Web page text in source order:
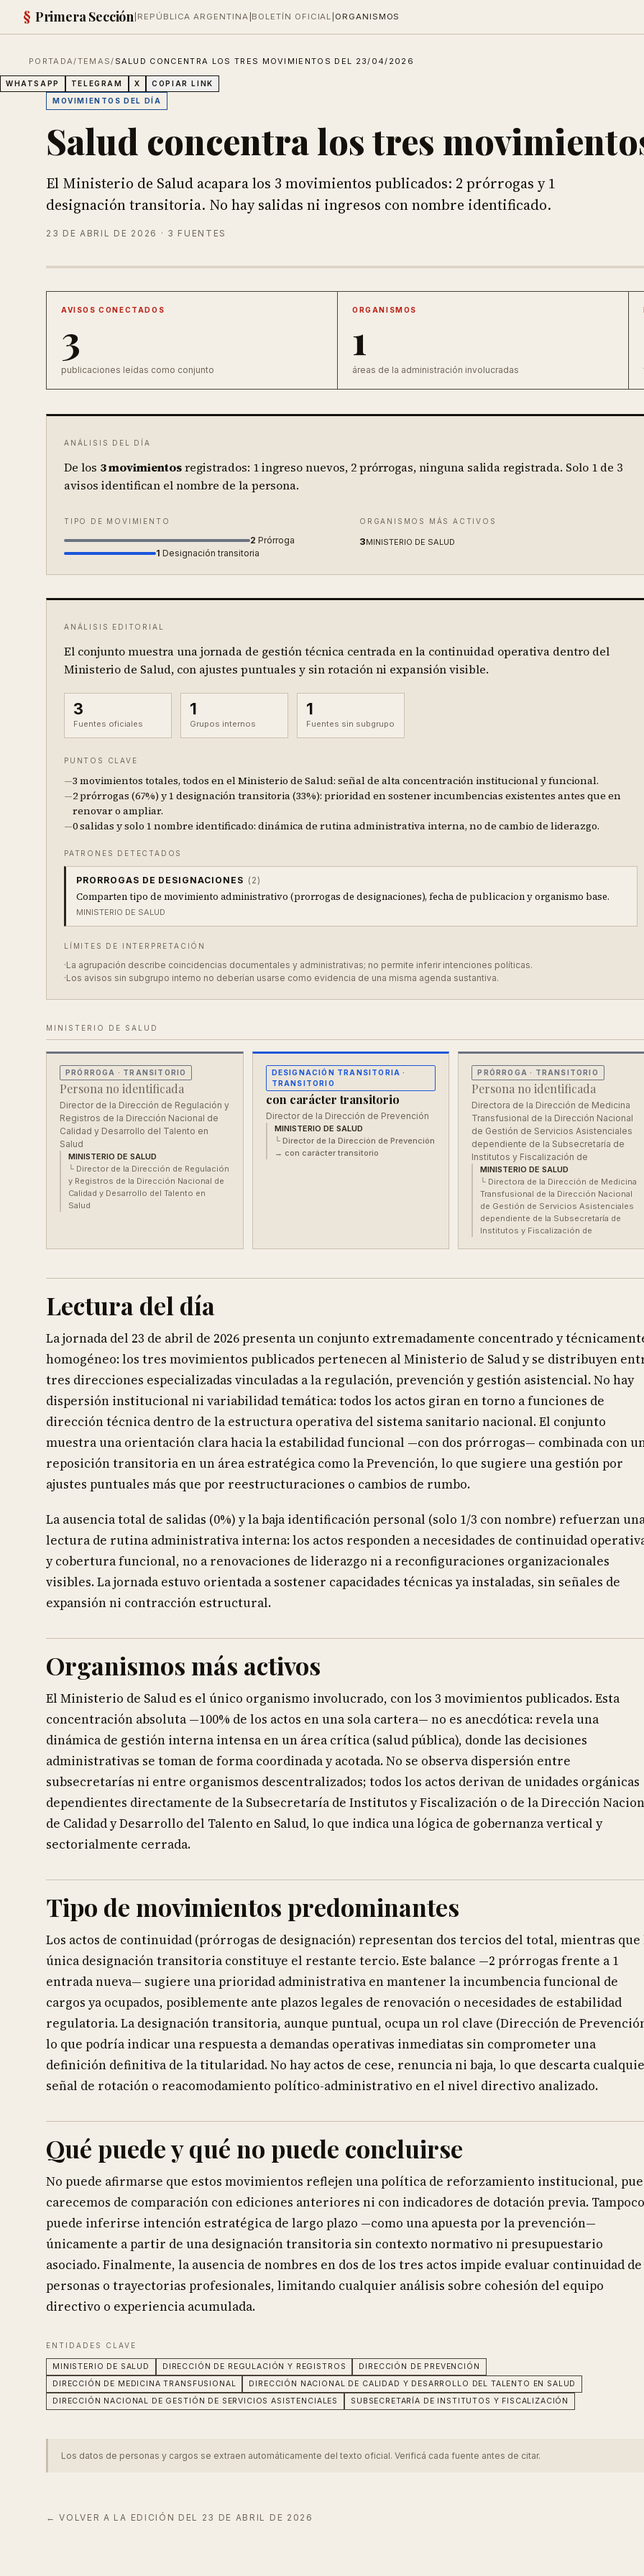
§ Primera Sección REPÚBLICA ARGENTINA BOLETÍN OFICIAL ORGANISMOS
PORTADA/TEMAS/ SALUD CONCENTRA LOS TRES MOVIMIENTOS DEL 23/04/2026
WHATSAPP TELEGRAM X
COPIAR LINK
MOVIMIENTOS DEL DÍA
Salud concentra los tres
El Ministerio de Salud acapara los 3 movimientos publicados: 2 prórrogas y 1
designación transitoria. No hay salidas ni ingresos con nombre identificado.
23 DE ABRIL DE 2026 · 3 FUENTES
AVISOS CONECTADOS
3
publicaciones leídas como conjunto
ORGANISMOS
1
áreas de la administración involucradas
ANÁLISIS DEL DÍA
De los 3movimientosregistrados: 1 ingreso nuevos, 2 prórrogas, ninguna salida registrada. Solo 1 de 3
avisos identifican el nombre de la persona.
TIPO DE MOVIMIENTO
2 Prórroga
1 Designación transitoria
ORGANISMOS MÁS ACTIVOS
3MINISTERIO DE SALUD
ANÁLISIS EDITORIAL
El conjunto muestra una jornada de gestión técnica centrada en la continuidad operativa dentro del
Ministerio de Salud, con ajustes puntuales y sin rotación ni expansión visible.
3
Fuentes oficiales
1
Grupos internos
1
Fuentes sin subgrupo
PUNTOS CLAVE
—3 movimientos totales, todos en el Ministerio de Salud: señal de alta concentración institucional y funcional.
—2 prórrogas (67%) y 1 designación transitoria (33%): prioridad en sostener incumbencias existentes antes que en
renovar o ampliar.
—0 salidas y solo 1 nombre identificado: dinámica de rutina administrativa interna, no de cambio de liderazgo.
PATRONES DETECTADOS
PRORROGAS DE DESIGNACIONES ( 2)
Comparten tipo de movimiento administrativo (prorrogas de designaciones), fecha de publicacion y organismo base.
MINISTERIO DE SALUD
LÍMITES DE INTERPRETACIÓN
·La agrupación describe coincidencias documentales y administrativas; no permite inferir intenciones políticas.
·Los avisos sin subgrupo interno no deberían usarse como evidencia de una misma agenda sustantiva.
MINISTERIO DE SALUD
PRÓRROGA · TRANSITORIO
Persona no identificada
Director de la Dirección de Regulación y
Registros de la Dirección Nacional de
Calidad y Desarrollo del Talento en
Salud
MINISTERIO DE SALUD
└ Director de la Dirección de Regulación
y Registros de la Dirección Nacional de
Calidad y Desarrollo del Talento en
Salud
DESIGNACIÓN TRANSITORIA ·
TRANSITORIO
con carácter transitorio
Director de la Dirección de Prevención
MINISTERIO DE SALUD
└ Director de la Dirección de Prevención
→ con carácter transitorio
PRÓRROGA · TRANSITORIO
Persona no identificada
Directora de la Dirección de Medicina
Transfusional de la Dirección Nacional
de Gestión de Servicios Asistenciales
dependiente de la Subsecretaría de
Institutos y Fiscalización de
MINISTERIO DE SALUD
└ Directora de la Dirección de Medicina
Transfusional de la Dirección Nacional
de Gestión de Servicios Asistenciales
dependiente de la Subsecretaría de
Institutos y Fiscalización de
Lectura del día
La jornada del 23 de abril de 2026 presenta un conjunto extremadamente concentrado y
homogéneo: los tres movimientos publicados pertenecen al Ministerio de Salud y se distribuyen
tres direcciones especializadas vinculadas a la regulación, prevención y gestión asistencial. No hay
dispersión institucional ni variabilidad temática: todos los actos giran en torno a funciones de
dirección técnica dentro de la estructura operativa del sistema sanitario nacional. El conjunto
muestra una orientación clara hacia la estabilidad funcional —con dos prórrogas— combinada con
reposición transitoria en un área estratégica como la Prevención, lo que sugiere una gestión por
ajustes puntuales más que por reestructuraciones o cambios de rumbo.
La ausencia total de salidas (0%) y la baja identificación personal (solo 1/3 con nombre) refuerzan
lectura de rutina administrativa interna: los actos responden a necesidades de continuidad
y cobertura funcional, no a renovaciones de liderazgo ni a reconfiguraciones organizacionales
visibles. La jornada estuvo orientada a sostener capacidades técnicas ya instaladas, sin señales de
expansión ni contracción estructural.
Organismos más activos
El Ministerio de Salud es el único organismo involucrado, con los 3 movimientos publicados. Esta
concentración absoluta —100% de los actos en una sola cartera— no es anecdótica: revela una
dinámica de gestión interna intensa en un área crítica (salud pública), donde las decisiones
administrativas se toman de forma coordinada y acotada. No se observa dispersión entre
subsecretarías ni entre organismos descentralizados; todos los actos derivan de unidades orgánicas
dependientes directamente de la Subsecretaría de Institutos y Fiscalización o de la Dirección
de Calidad y Desarrollo del Talento en Salud, lo que indica una lógica de gobernanza vertical y
sectorialmente cerrada.
Tipo de movimientos predominantes
Los actos de continuidad (prórrogas de designación) representan dos tercios del total, mientras que
única designación transitoria constituye el restante tercio. Este balance —2 prórrogas frente a 1
entrada nueva— sugiere una prioridad administrativa en mantener la incumbencia funcional de
cargos ya ocupados, posiblemente ante plazos legales de renovación o necesidades de estabilidad
regulatoria. La designación transitoria, aunque puntual, ocupa un rol clave (Dirección de
lo que podría indicar una respuesta a demandas operativas inmediatas sin comprometer una
definición definitiva de la titularidad. No hay actos de cese, renuncia ni baja, lo que descarta
señal de rotación o reacomodamiento político-administrativo en el nivel directivo analizado.
Qué puede y qué no puede concluirse
No puede afirmarse que estos movimientos reflejen una política de reforzamiento institucional,
carecemos de comparación con ediciones anteriores ni con indicadores de dotación previa. Tampoco
puede inferirse intención estratégica de largo plazo —como una apuesta por la prevención—
únicamente a partir de una designación transitoria sin contexto normativo ni presupuestario
asociado. Finalmente, la ausencia de nombres en dos de los tres actos impide evaluar continuidad de
personas o trayectorias profesionales, limitando cualquier análisis sobre cohesión del equipo
directivo o experiencia acumulada.
ENTIDADES CLAVE
MINISTERIO DE SALUD DIRECCIÓN DE REGULACIÓN Y REGISTROS
DIRECCIÓN DE PREVENCIÓN
DIRECCIÓN DE MEDICINA TRANSFUSIONAL
DIRECCIÓN NACIONAL DE CALIDAD Y DESARROLLO DEL TALENTO EN SALUD
DIRECCIÓN NACIONAL DE GESTIÓN DE SERVICIOS ASISTENCIALES
SUBSECRETARÍA DE INSTITUTOS Y FISCALIZACIÓN
Los datos de personas y cargos se extraen automáticamente del texto oficial. Verificá cada fuente antes de citar.
← VOLVER A LA EDICIÓN DEL 23 DE ABRIL DE 2026